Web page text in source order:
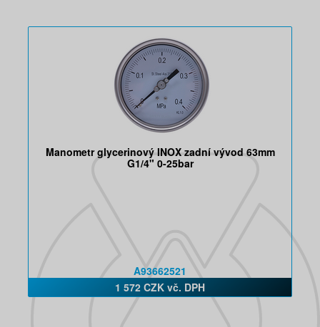
Manometr glycerinový INOX zadní vývod 63mm
G1/4" 0-25bar
A93662521
1 572 CZK vč. DPH